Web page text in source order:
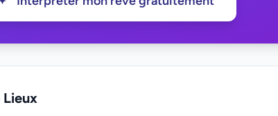
Lieux